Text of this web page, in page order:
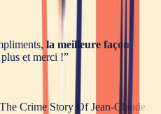
la meilleure façon
et merci !”
Crime Story Of Jean-Claude